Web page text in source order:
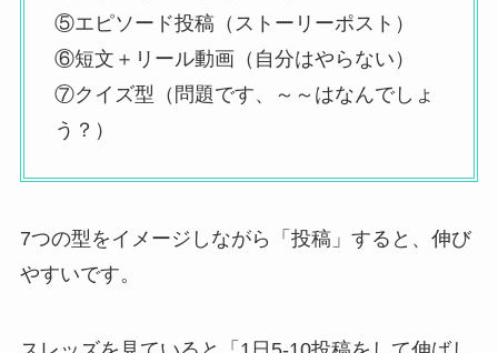
⑤エピソード投稿（ストーリーポスト）
⑥短文＋リール動画（自分はやらない）
⑦クイズ型（問題です、～～はなんでしょ
う？）
7つの型をイメージしながら「投稿」すると、伸び
やすいです。